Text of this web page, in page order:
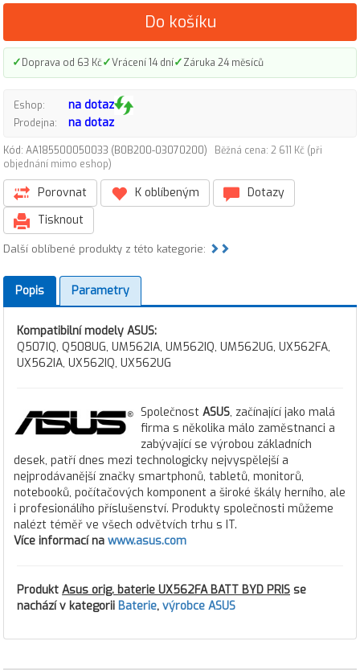
Do košíku
✓Doprava od 63 Kč✓Vrácení 14 dní✓Záruka 24 měsíců
Eshop: na dotaz
Prodejna: na dotaz
Kód: AA185500050033 (B0B200-03070200)
Běžná cena: 2 611 Kč (při
objednání mimo eshop)
Porovnat K oblíbeným
Dotazy
Tisknout
Další oblíbené produkty z této kategorie:
Popis Parametry
Kompatibilní modely ASUS:
Q507IQ, Q508UG, UM562IA, UM562IQ, UM562UG, UX562FA,
UX562IA, UX562IQ, UX562UG
Společnost ASUS, začínající jako malá
firma s několika málo zaměstnanci a
zabývající se výrobou základních
desek, patří dnes mezi technologicky nejvyspělejší a
nejprodávanější značky smartphonů, tabletů, monitorů,
notebooků, počítačových komponent a široké škály herního, ale
i profesionálího příslušenství. Produkty společnosti můžeme
nalézt téměř ve všech odvětvích trhu s IT.
Více informací na www.asus.com
Produkt Asus orig. baterie UX562FA BATT BYD PRIS se
nachází v kategorii Baterie, výrobce ASUS